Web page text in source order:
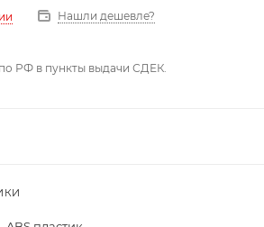
Нашли дешевле?
РФ в пункты выдачи СДЕК.